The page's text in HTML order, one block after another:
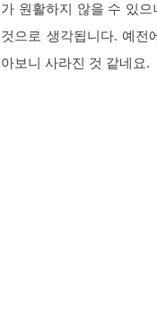
가 원활하지 않을 수 있
것으로 생각됩니다. 예전
아보니 사라진 것 같네요.